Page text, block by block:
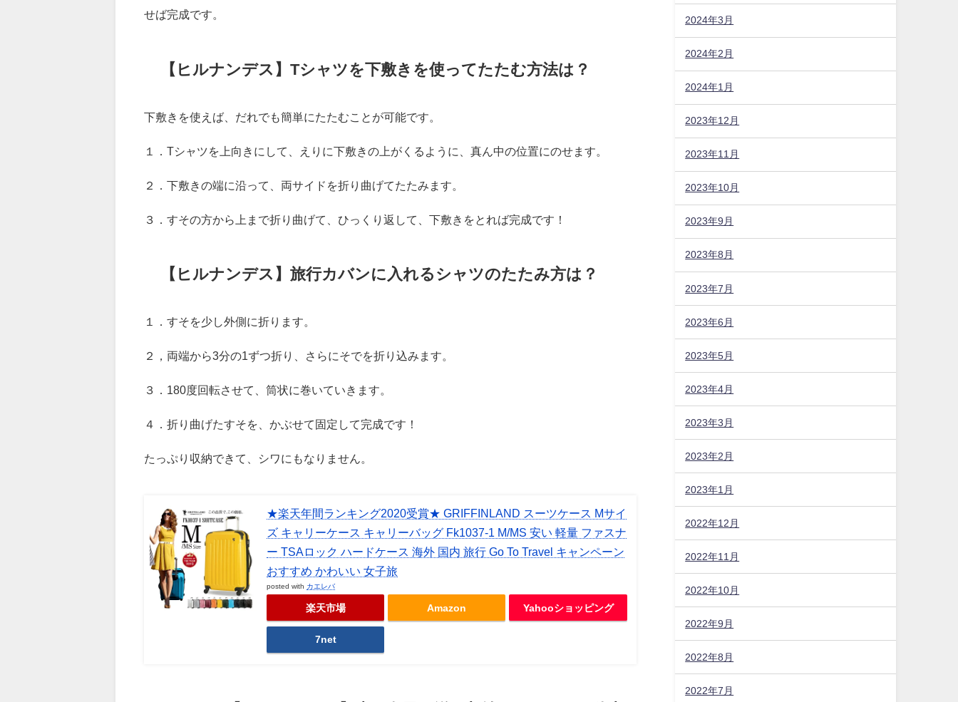
せば完成です。
【ヒルナンデス】Tシャツを下敷きを使ってたたむ方法は？
下敷きを使えば、だれでも簡単にたたむことが可能です。
１．Tシャツを上向きにして、えりに下敷きの上がくるように、真ん中の位置にのせます。
２．下敷きの端に沿って、両サイドを折り曲げてたたみます。
３．すその方から上まで折り曲げて、ひっくり返して、下敷きをとれば完成です！
【ヒルナンデス】旅行カバンに入れるシャツのたたみ方は？
１．すそを少し外側に折ります。
２，両端から3分の1ずつ折り、さらにそでを折り込みます。
３．180度回転させて、筒状に巻いていきます。
４．折り曲げたすそを、かぶせて固定して完成です！
たっぷり収納できて、シワにもなりません。
★楽天年間ランキング2020受賞★ GRIFFINLAND スーツケース Mサイ
ズ キャリーケース キャリーバッグ Fk1037-1 M/MS 安い 軽量 ファスナ
ー TSAロック ハードケース 海外 国内 旅行 Go To Travel キャンペーン
おすすめ かわいい 女子旅
posted with カエレバ
楽天市場 Amazon Yahooショッピング
7net
2024年3月
2024年2月
2024年1月
2023年12月
2023年11月
2023年10月
2023年9月
2023年8月
2023年7月
2023年6月
2023年5月
2023年4月
2023年3月
2023年2月
2023年1月
2022年12月
2022年11月
2022年10月
2022年9月
2022年8月
2022年7月